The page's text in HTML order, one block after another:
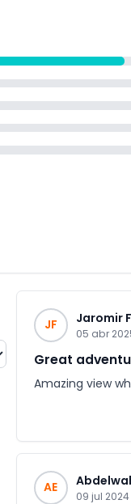
JF Jaromir
05 abr
Great
Amazing view
AE
09 jul 2024